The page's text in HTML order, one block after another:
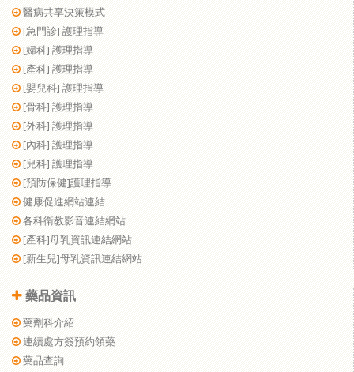
醫病共享決策模式
[急門診] 護理指導
[婦科] 護理指導
[產科] 護理指導
[嬰兒科] 護理指導
[骨科] 護理指導
[外科] 護理指導
[內科] 護理指導
[兒科] 護理指導
[預防保健]護理指導
健康促進網站連結
各科衛教影音連結網站
[產科]母乳資訊連結網站
[新生兒]母乳資訊連結網站
藥品資訊
藥劑科介紹
連續處方簽預約領藥
藥品查詢